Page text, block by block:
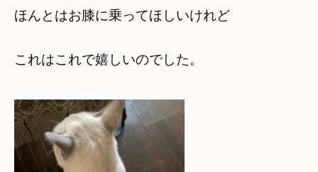
ほんとはお膝に乗ってほしいけれど
これはこれで嬉しいのでした。